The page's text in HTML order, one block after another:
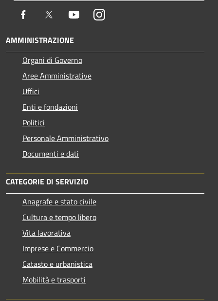
Facebook Twitter YoutubeInstagram
AMMINISTRAZIONE
Organi di Governo
Aree Amministrative
Uffici
Enti e fondazioni
Politici
Personale Amministrativo
Documenti e dati
CATEGORIE DI SERVIZIO
Anagrafe e stato civile
Cultura e tempo libero
Vita lavorativa
Imprese e Commercio
Catasto e urbanistica
Mobilità e trasporti